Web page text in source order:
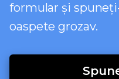
formular și
oaspete grozav.